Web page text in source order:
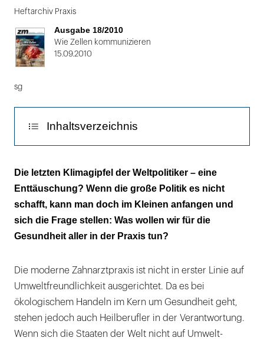
1
von
2
Heftarchiv Praxis
Ausgabe 18/2010
Wie Zellen kommunizieren
15.09.2010
sg
Inhaltsverzeichnis
Praxisbegehung ökologisch gesehen
Nicht mehr Benötigtes verschenken
Die letzten Klimagipfel der Weltpolitiker – eine
Enttäuschung? Wenn die große Politik es nicht
schafft, kann man doch im Kleinen anfangen und
sich die Frage stellen: Was wollen wir für die
Gesundheit aller in der Praxis tun?
Die moderne Zahnarztpraxis ist nicht in erster Linie auf
Umweltfreundlichkeit ausgerichtet. Da es bei
ökologischem Handeln im Kern um Gesundheit geht,
stehen jedoch auch Heilberufler in der Verantwortung.
Wenn sich die Staaten der Welt nicht auf Umwelt-